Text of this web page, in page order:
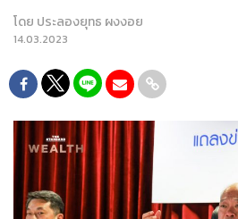
โดย ประลองยุทธ ผงงอย
14.03.2023